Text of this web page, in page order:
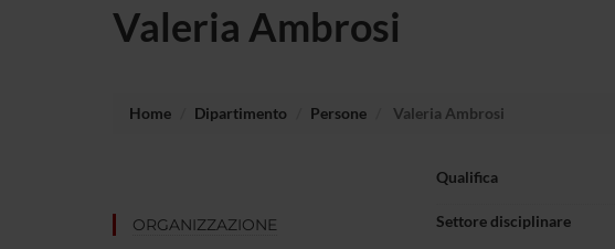
Valeria Ambrosi
Home Dipartimento Persone Valeria Ambrosi
ORGANIZZAZIONE
Qualifica
Settore disciplinare